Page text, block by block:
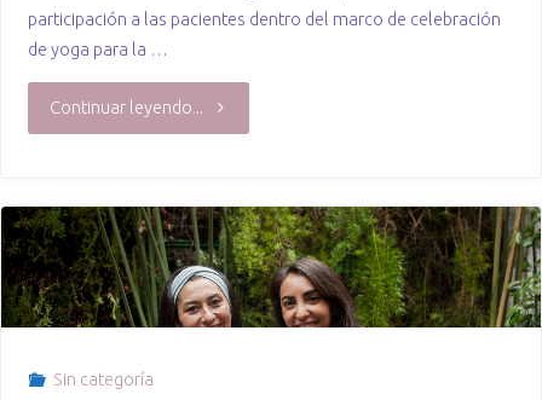
participación a las pacientes dentro del marco de celebración
de yoga para la …
Continuar leyendo... "Cierre
ciclo
de
Yoga
Sin categoría